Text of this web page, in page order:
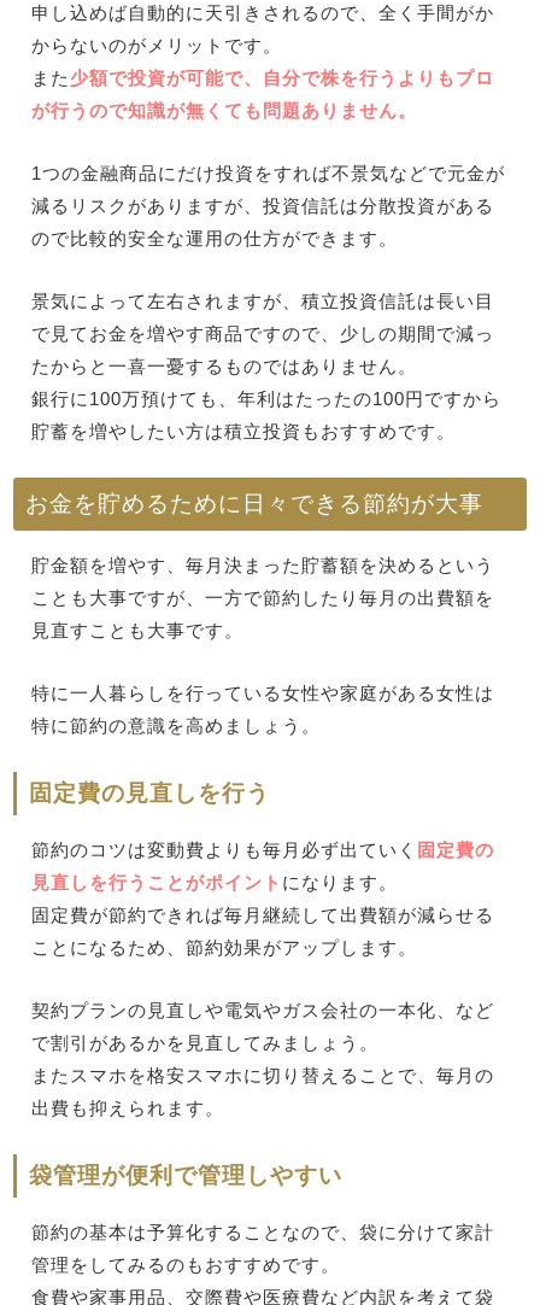
申し込めば自動的に天引きされるので、全く手間がか
からないのがメリットです。
また 少額で投資が可能で、自分で株を行うよりもプロ
が行うので知識が無くても問題ありません。
1つの金融商品にだけ投資をすれば不景気などで元金が
減るリスクがありますが、投資信託は分散投資がある
ので比較的安全な運用の仕方ができます。
景気によって左右されますが、積立投資信託は長い目
で見てお金を増やす商品ですので、少しの期間で減っ
たからと一喜一憂するものではありません。
銀行に100万預けても、年利はたったの100円ですから
貯蓄を増やしたい方は積立投資もおすすめです。
お金を貯めるために日々できる節約が大事
貯金額を増やす、毎月決まった貯蓄額を決めるという
ことも大事ですが、一方で節約したり毎月の出費額を
見直すことも大事です。
特に一人暮らしを行っている女性や家庭がある女性は
特に節約の意識を高めましょう。
固定費の見直しを行う
節約のコツは変動費よりも毎月必ず出ていく 固定費の
見直しを行うことがポイント になります。
固定費が節約できれば毎月継続して出費額が減らせる
ことになるため、節約効果がアップします。
契約プランの見直しや電気やガス会社の一本化、など
で割引があるかを見直してみましょう。
またスマホを格安スマホに切り替えることで、毎月の
出費も抑えられます。
袋管理が便利で管理しやすい
節約の基本は予算化することなので、袋に分けて家計
管理をしてみるのもおすすめです。
食費や家事用品、交際費や医療費など内訳を考えて袋